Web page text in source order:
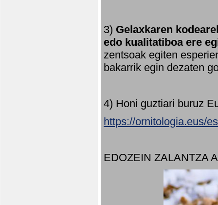
3) Gelaxkaren
edo kualitatiboa ere
zentsoak egiten
bakarrik egin dezaten
4) Honi guztiari buruz
https://ornitologia.eus/
EDOZEIN ZALANTZA